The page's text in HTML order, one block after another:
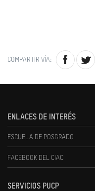
COMPARTIR VÍA:
ENLACES DE INTERÉS
ESCUELA DE POSGRADO
FACEBOOK DEL CIAC
SERVICIOS PUCP